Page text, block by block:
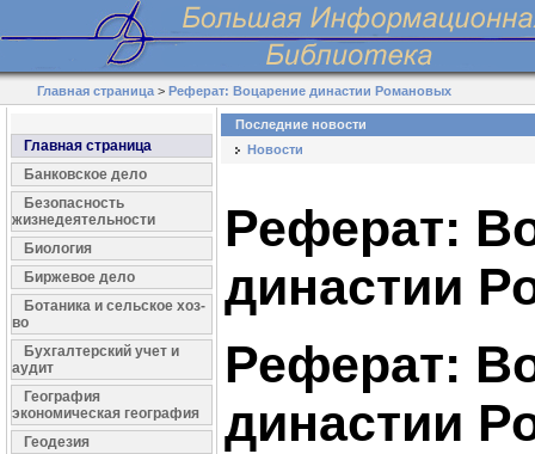
Главная страница >Реферат: Воцарение династии Романовых
Главная страница
Банковское дело
Безопасность
жизнедеятельности
Биология
Биржевое дело
Ботаника и сельское хоз-
во
Бухгалтерский учет и
аудит
География
экономическая география
Геодезия
Последние новости
Новости
Реферат:
династии
Реферат:
династии